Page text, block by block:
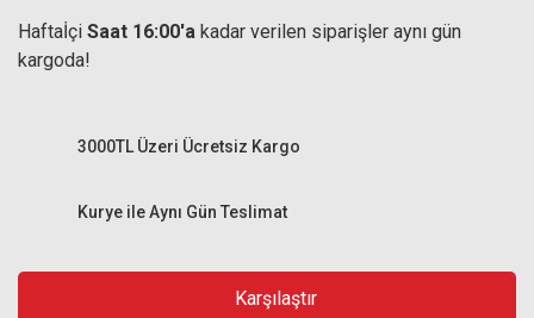
Haftaİçi Saat 16:00'a kadar verilen siparişler aynı gün
kargoda!
Kurye ile Aynı Gün Teslimat
3000TL Üzeri Ücretsiz Kargo
Karşılaştır